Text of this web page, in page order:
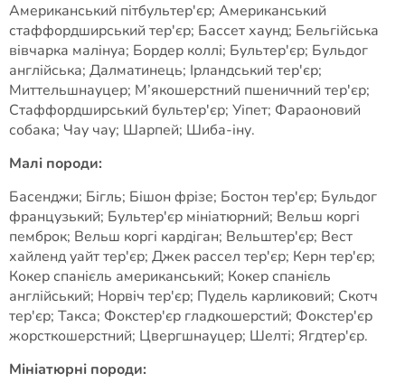
Американський пітбультер'єр; Американський
стаффордширський тер'єр; Бассет хаунд; Бельгійська
вівчарка малінуа; Бордер коллі; Бультер'єр; Бульдог
англійська; Далматинець; Ірландський тер'єр;
Миттельшнауцер; М’якошерстний пшеничний тер'єр;
Стаффордширський бультер'єр; Уіпет; Фараоновий
собака; Чау чау; Шарпей; Шиба-іну.
Малі породи:
Басенджи; Бігль; Бішон фрізе; Бостон тер'єр; Бульдог
французький; Бультер'єр мініатюрний; Вельш коргі
пемброк; Вельш коргі кардіган; Вельштер'єр; Вест
хайленд уайт тер'єр; Джек рассел тер'єр; Керн тер'єр;
Кокер спанієль американський; Кокер спанієль
англійський; Норвіч тер'єр; Пудель карликовий; Скотч
тер'єр; Такса; Фокстер'єр гладкошерстий; Фокстер'єр
жорсткошерстний; Цвергшнауцер; Шелті; Ягдтер'єр.
Мініатюрні породи: